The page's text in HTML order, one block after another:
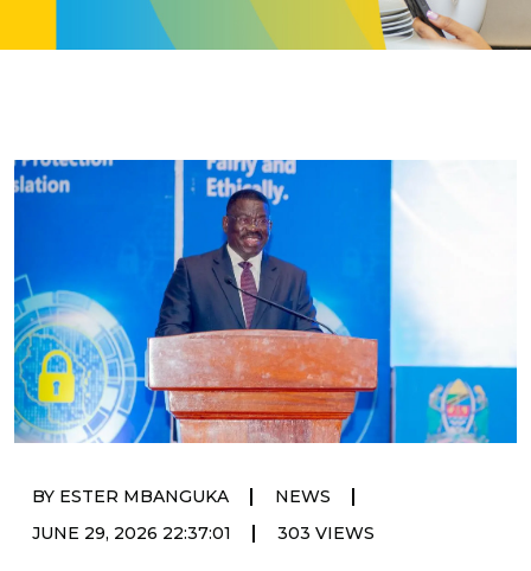
BY ESTER MBANGUKA | NEWS |
JUNE 29, 2026 22:37:01 | 303 VIEWS